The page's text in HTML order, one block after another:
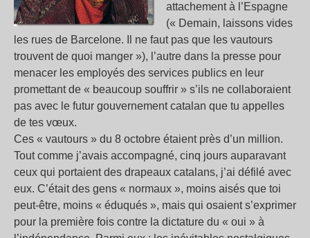
attachement à l’Espagne
(« Demain, laissons vides
les rues de Barcelone. Il ne faut pas que les vautours
trouvent de quoi manger »), l’autre dans la presse pour
menacer les employés des services publics en leur
promettant de « beaucoup souffrir » s’ils ne collaboraient
pas avec le futur gouvernement catalan que tu appelles
de tes vœux.
Ces « vautours » du 8 octobre étaient près d’un million.
Tout comme j’avais accompagné, cinq jours auparavant
ceux qui portaient des drapeaux catalans, j’ai défilé avec
eux. C’était des gens « normaux », moins aisés que toi
peut-être, moins « éduqués », mais qui osaient s’exprimer
pour la première fois contre la dictature du « oui » à